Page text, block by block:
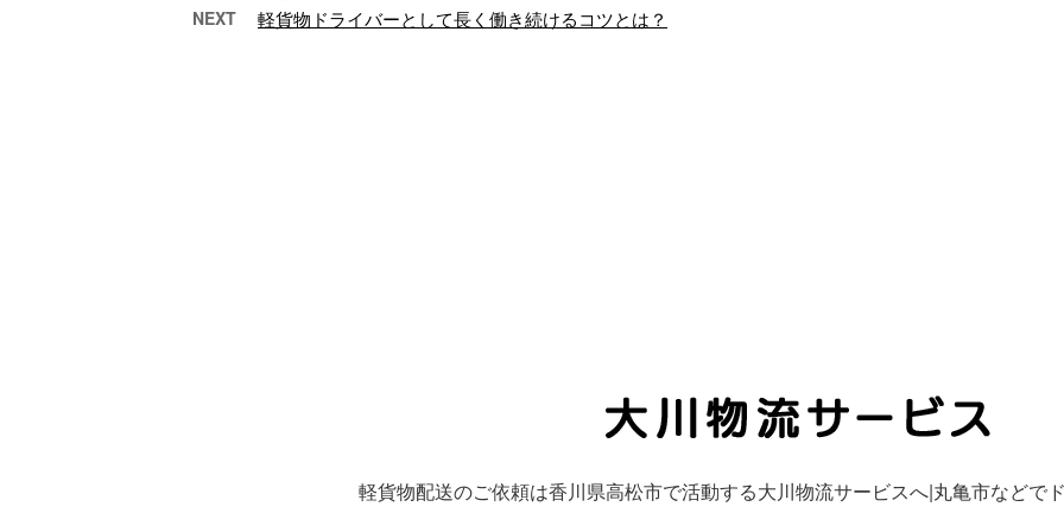
NEXT 軽貨物ドライバーとして長く働き続けるコツとは？
軽貨物配送のご依頼は香川県高松市で活動する大川物流サービスへ|丸亀市などで